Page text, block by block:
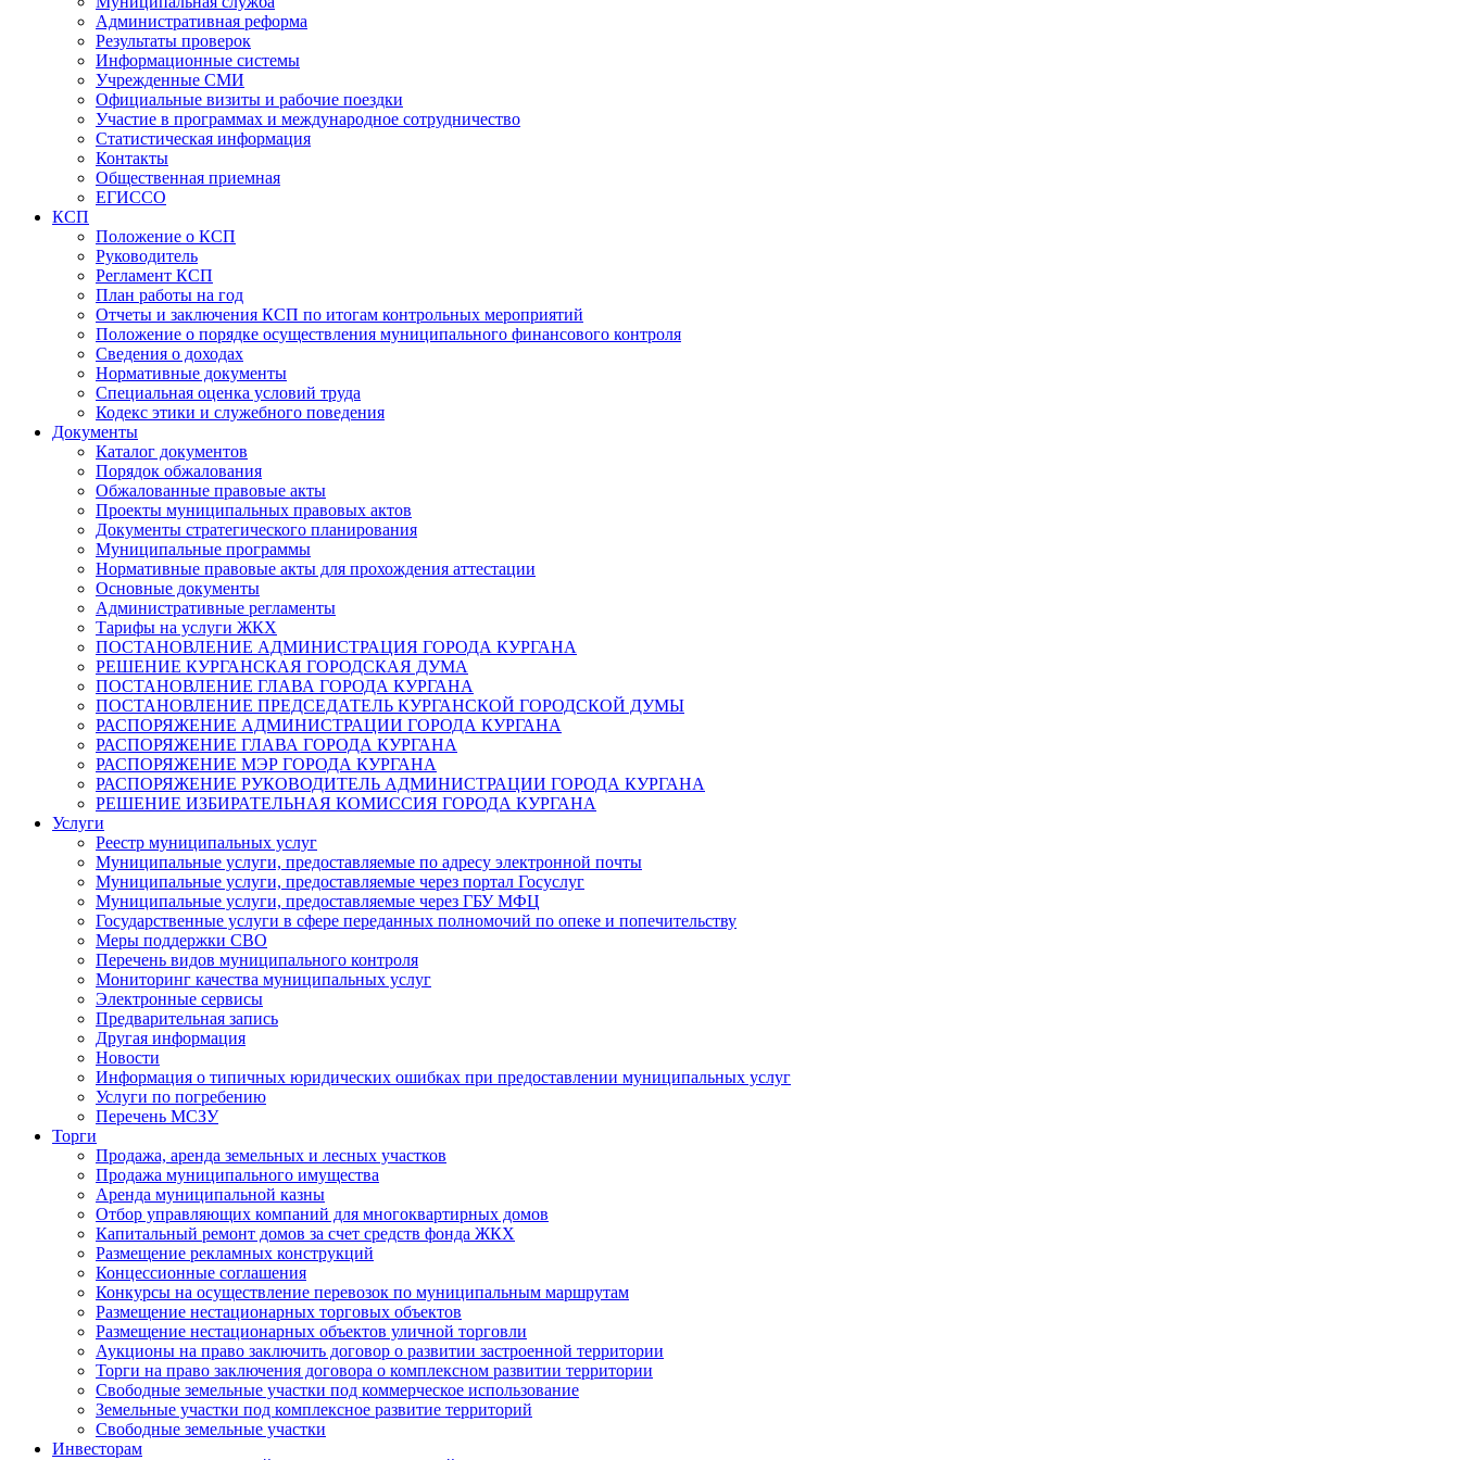
Административная реформа
Результаты проверок
Информационные системы
Учрежденные СМИ
Официальные визиты и рабочие поездки
Участие в программах и международное сотрудничество
Статистическая информация
Контакты
Общественная приемная
ЕГИССО
КСП
Положение о КСП
Руководитель
Регламент КСП
План работы на год
Отчеты и заключения КСП по итогам контрольных мероприятий
Положение о порядке осуществления муниципального финансового контроля
Сведения о доходах
Нормативные документы
Специальная оценка условий труда
Кодекс этики и служебного поведения
Документы
Каталог документов
Порядок обжалования
Обжалованные правовые акты
Проекты муниципальных правовых актов
Документы стратегического планирования
Муниципальные программы
Нормативные правовые акты для прохождения аттестации
Основные документы
Административные регламенты
Тарифы на услуги ЖКХ
ПОСТАНОВЛЕНИЕ АДМИНИСТРАЦИЯ ГОРОДА КУРГАНА
РЕШЕНИЕ КУРГАНСКАЯ ГОРОДСКАЯ ДУМА
ПОСТАНОВЛЕНИЕ ГЛАВА ГОРОДА КУРГАНА
ПОСТАНОВЛЕНИЕ ПРЕДСЕДАТЕЛЬ КУРГАНСКОЙ ГОРОДСКОЙ ДУМЫ
РАСПОРЯЖЕНИЕ АДМИНИСТРАЦИИ ГОРОДА КУРГАНА
РАСПОРЯЖЕНИЕ ГЛАВА ГОРОДА КУРГАНА
РАСПОРЯЖЕНИЕ МЭР ГОРОДА КУРГАНА
РАСПОРЯЖЕНИЕ РУКОВОДИТЕЛЬ АДМИНИСТРАЦИИ ГОРОДА КУРГАНА
РЕШЕНИЕ ИЗБИРАТЕЛЬНАЯ КОМИССИЯ ГОРОДА КУРГАНА
Услуги
Реестр муниципальных услуг
Муниципальные услуги, предоставляемые по адресу электронной почты
Муниципальные услуги, предоставляемые через портал Госуслуг
Муниципальные услуги, предоставляемые через ГБУ МФЦ
Государственные услуги в сфере переданных полномочий по опеке и попечительству
Меры поддержки СВО
Перечень видов муниципального контроля
Мониторинг качества муниципальных услуг
Электронные сервисы
Предварительная запись
Другая информация
Новости
Информация о типичных юридических ошибках при предоставлении муниципальных услуг
Услуги по погребению
Перечень МСЗУ
Торги
Продажа, аренда земельных и лесных участков
Продажа муниципального имущества
Аренда муниципальной казны
Отбор управляющих компаний для многоквартирных домов
Капитальный ремонт домов за счет средств фонда ЖКХ
Размещение рекламных конструкций
Концессионные соглашения
Конкурсы на осуществление перевозок по муниципальным маршрутам
Размещение нестационарных торговых объектов
Размещение нестационарных объектов уличной торговли
Аукционы на право заключить договор о развитии застроенной территории
Торги на право заключения договора о комплексном развитии территории
Свободные земельные участки под коммерческое использование
Земельные участки под комплексное развитие территорий
Свободные земельные участки
Инвесторам